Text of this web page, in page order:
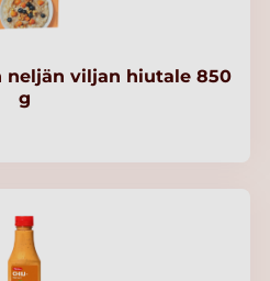
neljän viljan hiutale 850
g